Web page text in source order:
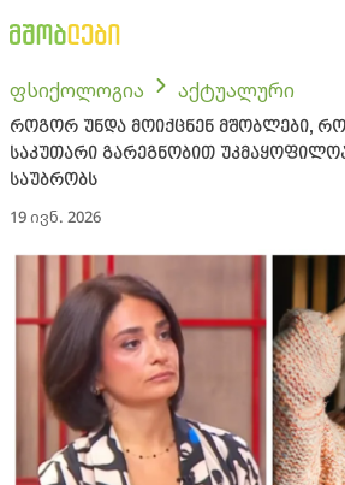
ფსიქოლოგია აქტუალური
როგორ უნდა მოიქცნენ მშობლები,
საკუთარი გარეგნობით
საუბრობს
19 ივნ. 2026